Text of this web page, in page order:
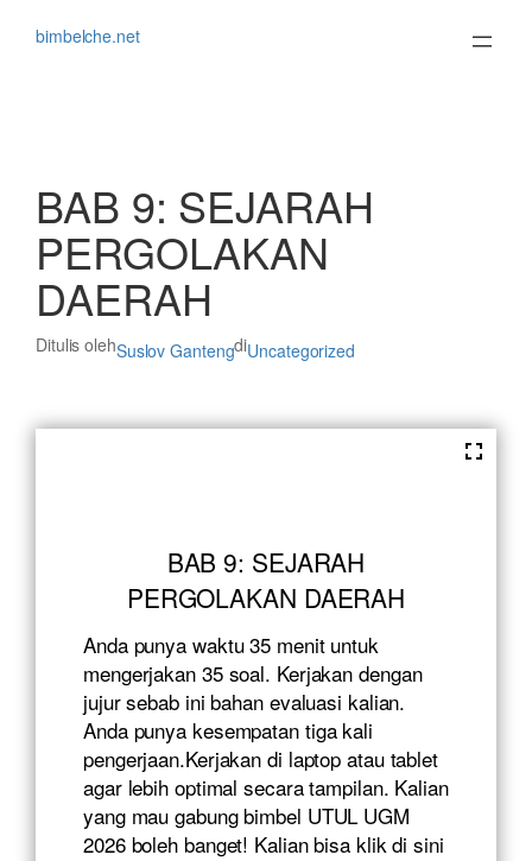
bimbelche.net
BAB 9: SEJARAH
PERGOLAKAN
DAERAH
Ditulis olehSuslov GantengdiUncategorized
BAB 9: SEJARAH
PERGOLAKAN DAERAH
Anda punya waktu 35 menit untuk
mengerjakan 35 soal. Kerjakan dengan
jujur sebab ini bahan evaluasi kalian.
Anda punya kesempatan tiga kali
pengerjaan.Kerjakan di laptop atau tablet
agar lebih optimal secara tampilan. Kalian
yang mau gabung bimbel UTUL UGM
2026 boleh banget! Kalian bisa klikdi sini